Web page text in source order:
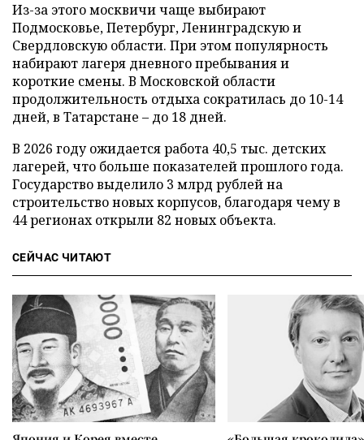
Из-за этого москвичи чаще выбирают
Подмосковье, Петербург, Ленинградскую и
Свердловскую области. При этом популярность
набирают лагеря дневного пребывания и
короткие смены. В Московской области
продолжительность отдыха сократилась до 10-14
дней, в Татарстане – до 18 дней.
В 2026 году ожидается работа 40,5 тыс. детских
лагерей, что больше показателей прошлого года.
Государство выделило 3 млрд рублей на
строительство новых корпусов, благодаря чему в
44 регионах открыли 82 новых объекта.
СЕЙЧАС ЧИТАЮТ